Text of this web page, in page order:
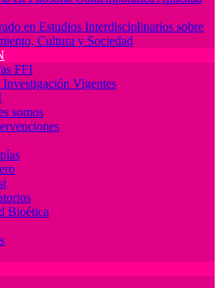
en Estudios Interdisciplinarios sobre
Cultura y Sociedad
FFI
Investigación Vigentes
somos
Bioética